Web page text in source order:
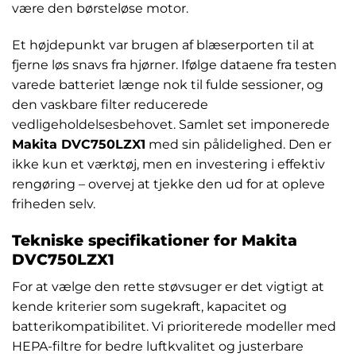
være den børsteløse motor.
Et højdepunkt var brugen af blæserporten til at
fjerne løs snavs fra hjørner. Ifølge dataene fra testen
varede batteriet længe nok til fulde sessioner, og
den vaskbare filter reducerede
vedligeholdelsesbehovet. Samlet set imponerede
Makita DVC750LZX1 med sin pålidelighed. Den er
ikke kun et værktøj, men en investering i effektiv
rengøring – overvej at tjekke den ud for at opleve
friheden selv.
Tekniske specifikationer for Makita
DVC750LZX1
For at vælge den rette støvsuger er det vigtigt at
kende kriterier som sugekraft, kapacitet og
batterikompatibilitet. Vi prioriterede modeller med
HEPA-filtre for bedre luftkvalitet og justerbare